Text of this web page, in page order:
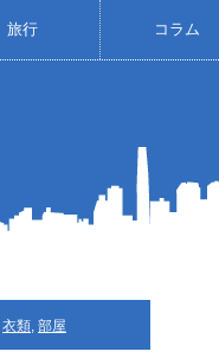
旅行 コラム
衣類, 部屋